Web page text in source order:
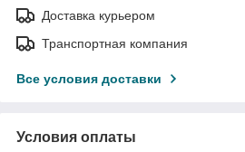
Доставка курьером
Транспортная компания
Все условия доставки
Условия оплаты